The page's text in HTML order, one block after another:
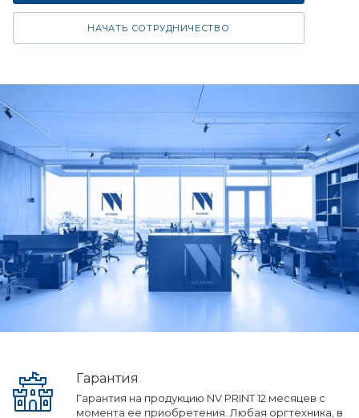
НАЧАТЬ СОТРУДНИЧЕСТВО
Гарантия
Гарантия на продукцию NV PRINT 12 месяцев с
момента ее приобретения. Любая оргтехника, в